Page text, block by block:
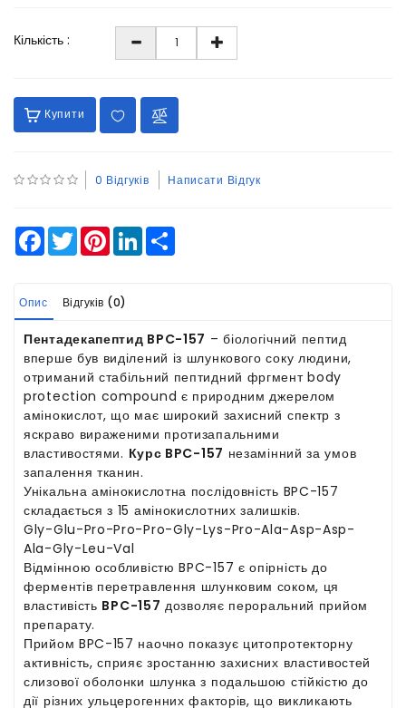
Кількість :
Купити
0 Відгуків Написати Відгук
Facebook
TwitterPinterestLinkedIn
Опис Відгуків (0)
Пентадекапептид BPC-157 – біологічний пептид
вперше був виділений із шлункового соку людини,
отриманий стабільний пептидний фргмент body
protection compound є природним джерелом
амінокислот, що має широкий захисний спектр з
яскраво вираженими протизапальними
властивостями. Курс BPC-157 незамінний за умов
запалення тканин.
Унікальна амінокислотна послідовність BPC-157
складається з 15 амінокислотних залишків.
Gly-Glu-Pro-Pro-Pro-Gly-Lys-Pro-Ala-Asp-Asp-
Ala-Gly-Leu-Val
Відмінною особливістю BPC-157 є опірність до
ферментів перетравлення шлунковим соком, ця
властивість BPC-157 дозволяє пероральний прийом
препарату.
Прийом BPC-157 наочно показує цитопротекторну
активність, сприяє зростанню захисних властивостей
слизової оболонки шлунка з подальшою стійкістю до
дії різних ульцерогенних факторів, що викликають